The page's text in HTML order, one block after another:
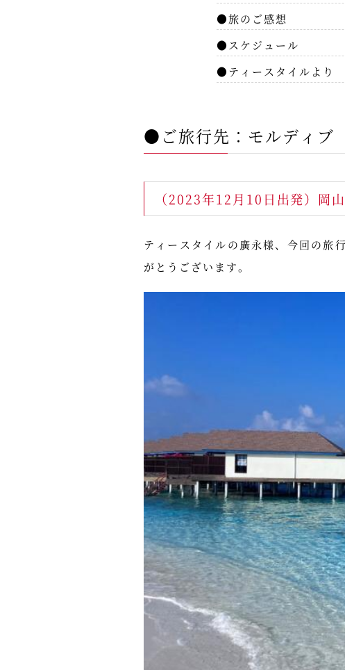
●旅のご感想
●スケジュール
●ティースタイルより
●ご旅行先：モルディブ
（2023年12月10日出発）岡
ティースタイルの廣永様、今回の旅
がとうございます。